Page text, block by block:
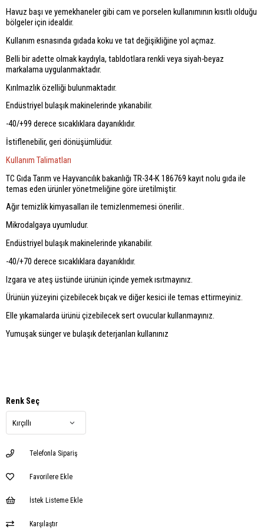
Havuz başı ve yemekhaneler gibi cam ve porselen kullanımının kısıtlı olduğu
bölgeler için idealdir.
Kullanım esnasında gıdada koku ve tat değişikliğine yol açmaz.
Belli bir adette olmak kaydıyla, tabldotlara renkli veya siyah-beyaz
markalama uygulanmaktadır.
Kırılmazlık özelliği bulunmaktadır.
Endüstriyel bulaşık makinelerinde yıkanabilir.
-40/+99 derece sıcaklıklara dayanıklıdır.
İstiflenebilir, geri dönüşümlüdür.
Kullanım Talimatları
TC Gıda Tarım ve Hayvancılık bakanlığı TR-34-K 186769 kayıt nolu gıda ile
temas eden ürünler yönetmeliğine göre üretilmiştir.
Ağır temizlik kimyasalları ile temizlenmemesi önerilir..
Mikrodalgaya uyumludur.
Endüstriyel bulaşık makinelerinde yıkanabilir.
-40/+70 derece sıcaklıklara dayanıklıdır.
Izgara ve ateş üstünde ürünün içinde yemek ısıtmayınız.
Ürünün yüzeyini çizebilecek bıçak ve diğer kesici ile temas ettirmeyiniz.
Elle yıkamalarda ürünü çizebilecek sert ovucular kullanmayınız.
Yumuşak sünger ve bulaşık deterjanları kullanınız
Renk Seç
Telefonla Sipariş
Favorilere Ekle
İstek Listeme Ekle
Karşılaştır